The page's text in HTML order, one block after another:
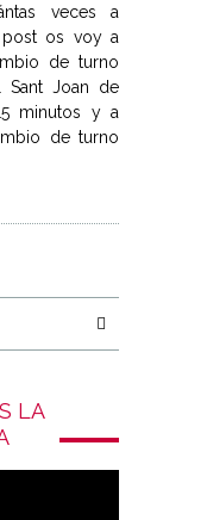
veces a
os voy a
de turno
Sant Joan de
minutos y a
de turno
LA